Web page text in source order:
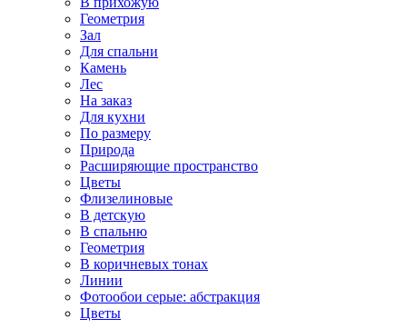
Геометрия
Зал
Для спальни
Камень
Лес
На заказ
Для кухни
По размеру
Природа
Расширяющие пространство
Цветы
Флизелиновые
В детскую
В спальню
Геометрия
В коричневых тонах
Линии
Фотообои серые: абстракция
Цветы